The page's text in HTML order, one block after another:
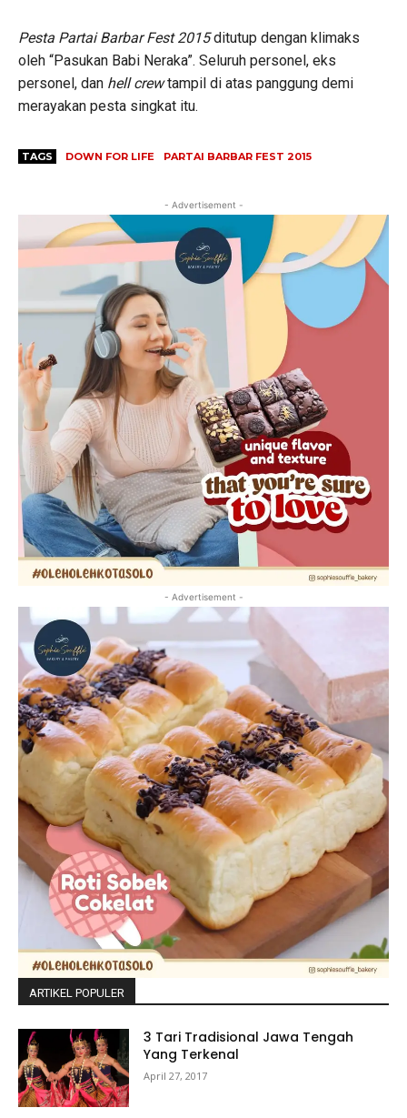
Pesta Partai Barbar Fest 2015ditutup dengan klimaks
oleh “Pasukan Babi Neraka”. Seluruh personel, eks
personel, dan hell crewtampil di atas panggung demi
merayakan pesta singkat itu.
TAGS DOWN FOR LIFE PARTAI BARBAR FEST 2015
- Advertisement -
- Advertisement -
ARTIKEL POPULER
3 Tari Tradisional Jawa Tengah
Yang Terkenal
April 27, 2017